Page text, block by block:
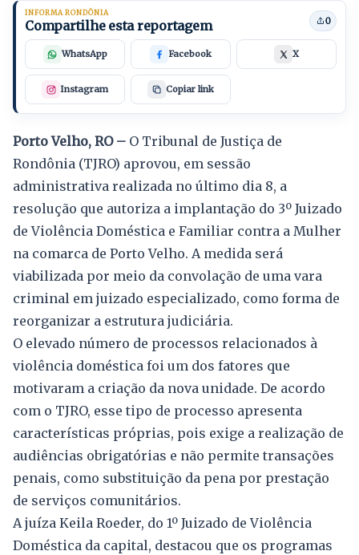
INFORMA RONDÔNIA
Compartilhe esta reportagem 0
WhatsApp Facebook X
Instagram Copiar link
Porto Velho, RO – O Tribunal de Justiça de
Rondônia (TJRO) aprovou, em sessão
administrativa realizada no último dia 8, a
resolução que autoriza a implantação do 3º Juizado
de Violência Doméstica e Familiar contra a Mulher
na comarca de Porto Velho. A medida será
viabilizada por meio da convolação de uma vara
criminal em juizado especializado, como forma de
reorganizar a estrutura judiciária.
O elevado número de processos relacionados à
violência doméstica foi um dos fatores que
motivaram a criação da nova unidade. De acordo
com o TJRO, esse tipo de processo apresenta
características próprias, pois exige a realização de
audiências obrigatórias e não permite transações
penais, como substituição da pena por prestação
de serviços comunitários.
A juíza Keila Roeder, do 1º Juizado de Violência
Doméstica da capital, destacou que os programas